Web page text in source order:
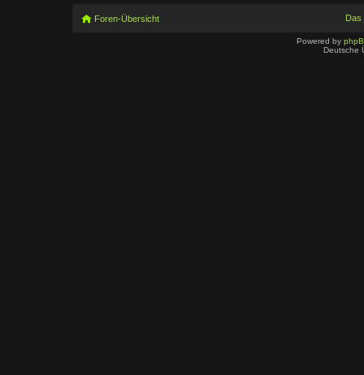
Foren-Übersicht Das
Powered by
Deutsche